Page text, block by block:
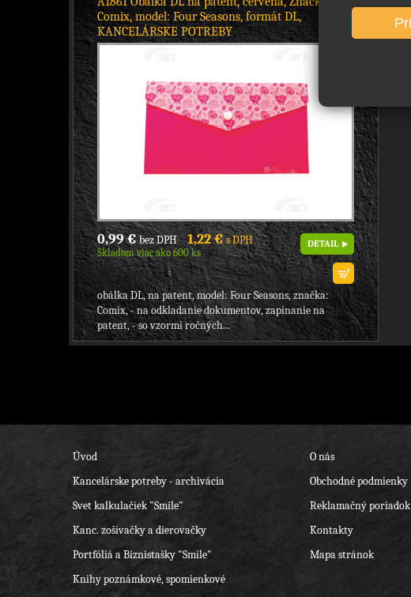
Comix, model: Four Seasons, formát DL,
KANCELÁRSKE POTREBY
0,99 €bez DPH 1,22 €s DPH
Skladom viac ako 600 ks
DETAIL
obálka DL, na patent, model: Four Seasons, značka:
Comix, - na odkladanie dokumentov, zapínanie na
patent, - so vzormi ročných...
Úvod
Kancelárske potreby - archivácia
Svet kalkulačiek "Smile"
Kanc. zošívačky a dierovačky
Portfóliá a Biznistašky "Smile"
Knihy poznámkové, spomienkové
O nás
Obchodné podmienky
Reklamačný poriadok
Kontakty
Mapa stránok